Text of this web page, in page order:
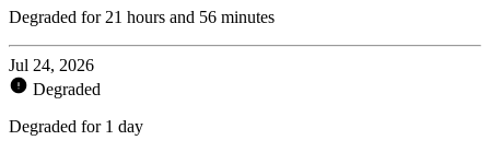
Degraded for 21 hours and 56 minutes
Jul 24, 2026
Degraded
Degraded for 1 day